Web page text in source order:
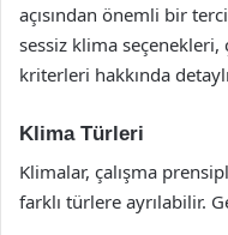
açısından önemli bir
sessiz klima seçenekleri,
kriterleri hakkında
Klima Türleri
Klimalar, çalışma
farklı türlere ayrılabilir.